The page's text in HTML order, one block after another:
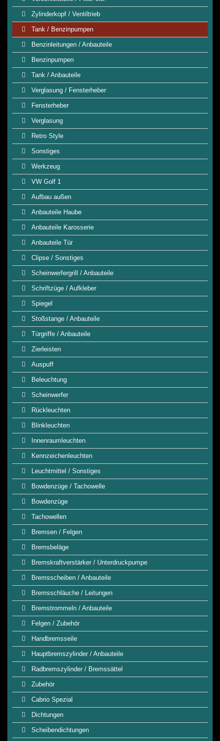
Zylinderkopf / Ventiltrieb
Tank / Benzinpumpen
Benzinleitungen / Anbauteile
Benzinpumpen
Tank / Anbauteile
Verglasung / Fensterheber
Fensterheber
Verglasung
Retro Style
Sonstiges
Werkzeug
VW Golf 1
Aufbau außen
Anbauteile Haube
Anbauteile Karosserie
Anbauteile Tür
Clipse / Sonstiges
Scheinwerfergrill / Anbauteile
Schriftzüge / Aufkleber
Spiegel
Stoßstange / Anbauteile
Türgriffe / Anbauteile
Zierleisten
Auspuff
Beleuchtung
Scheinwerfer
Rückleuchten
Blinkleuchten
Innenraumleuchten
Kennzeichenleuchten
Leuchtmittel / Sonstiges
Bowdenzüge / Tachowelle
Bowdenzüge
Tachowellen
Bremsen / Felgen
Bremsbeläge
Bremskraftverstärker / Unterdruckpumpe
Bremsscheiben / Anbauteile
Bremsschläuche / Leitungen
Bremstrommeln / Anbauteile
Felgen / Zubehör
Handbremsseile
Hauptbremszylinder / Anbauteile
Radbremszylinder / Bremssättel
Zubehör
Cabrio Spezial
Dichtungen
Scheibendichtungen